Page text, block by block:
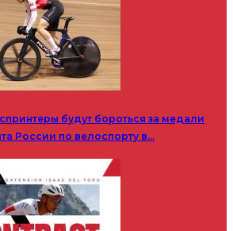
будут бороться за медали
России по велоспорту в…